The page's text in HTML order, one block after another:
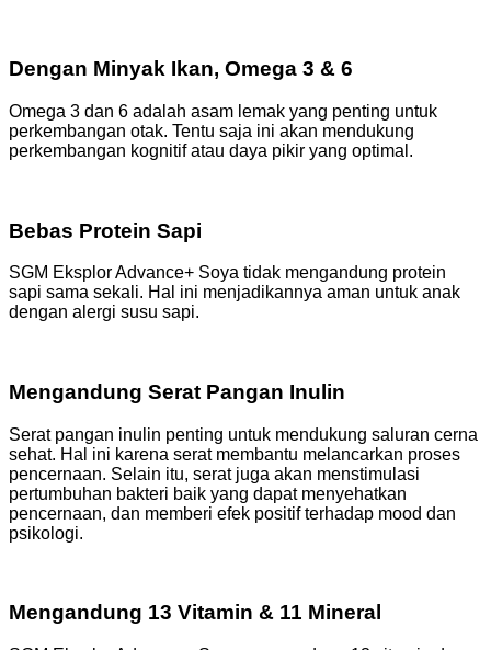
Dengan Minyak Ikan, Omega 3 & 6
Omega 3 dan 6 adalah asam lemak yang penting untuk
perkembangan otak. Tentu saja ini akan mendukung
perkembangan kognitif atau daya pikir yang optimal.
Bebas Protein Sapi
SGM Eksplor Advance+ Soya tidak mengandung protein
sapi sama sekali. Hal ini menjadikannya aman untuk anak
dengan alergi susu sapi.
Mengandung Serat Pangan Inulin
Serat pangan inulin penting untuk mendukung saluran cerna
sehat. Hal ini karena serat membantu melancarkan proses
pencernaan. Selain itu, serat juga akan menstimulasi
pertumbuhan bakteri baik yang dapat menyehatkan
pencernaan, dan memberi efek positif terhadap mood dan
psikologi.
Mengandung 13 Vitamin & 11 Mineral